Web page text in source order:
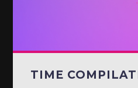
TIME